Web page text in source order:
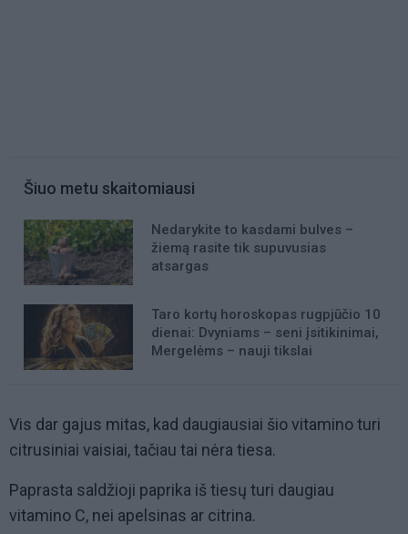
Šiuo metu skaitomiausi
Nedarykite to kasdami bulves –
žiemą rasite tik supuvusias
atsargas
Taro kortų horoskopas rugpjūčio 10
dienai: Dvyniams – seni įsitikinimai,
Mergelėms – nauji tikslai
Vis dar gajus mitas, kad daugiausiai šio vitamino turi
citrusiniai vaisiai, tačiau tai nėra tiesa.
Paprasta saldžioji paprika iš tiesų turi daugiau
vitamino C, nei apelsinas ar citrina.